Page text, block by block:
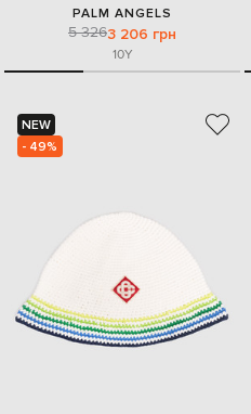
PALM ANGELS
5 3263 206 грн
10Y
NEW
- 49%